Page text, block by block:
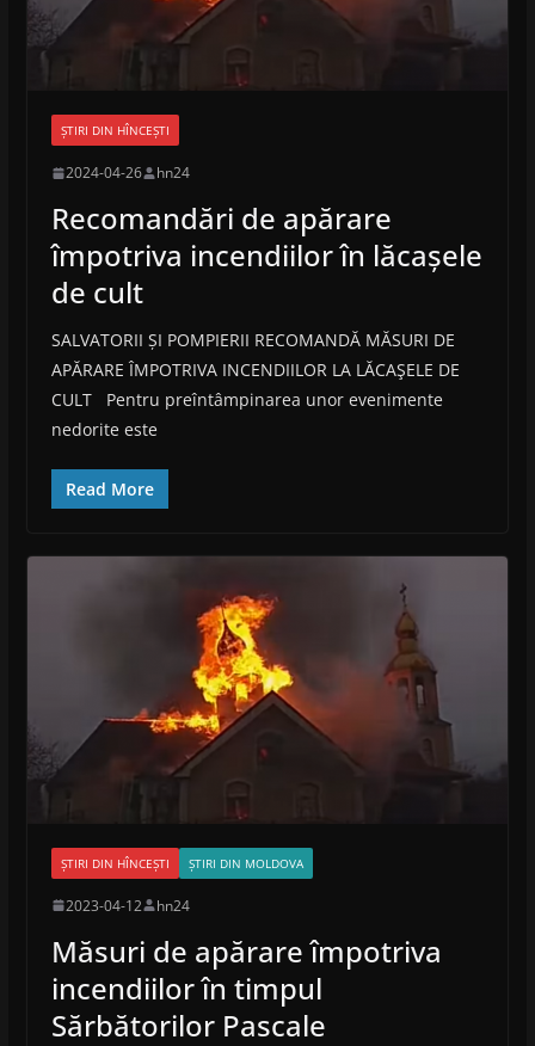
ȘTIRI DIN HÎNCEȘTI
2024-04-26 hn24
Recomandări de apărare
împotriva incendiilor în lăcașele
de cult
SALVATORII ȘI POMPIERII RECOMANDĂ MĂSURI DE
APĂRARE ÎMPOTRIVA INCENDIILOR LA LĂCAŞELE DE
CULT Pentru preîntâmpinarea unor evenimente
nedorite este
Read More
ȘTIRI DIN HÎNCEȘTI ȘTIRI DIN MOLDOVA
2023-04-12 hn24
Măsuri de apărare împotriva
incendiilor în timpul
Sărbătorilor Pascale